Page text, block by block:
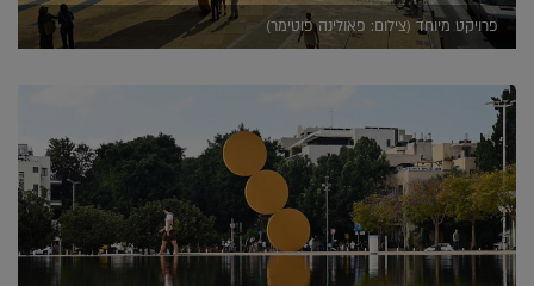
פרויקט מיוחד (צילום: פאולינה פוטימר)